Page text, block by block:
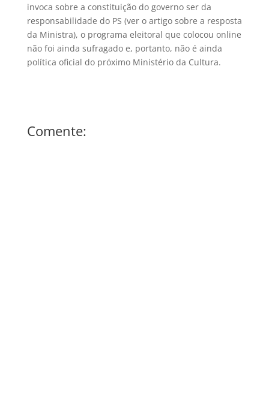
invoca sobre a constituição do governo ser da
responsabilidade do PS (ver o artigo sobre a resposta
da Ministra), o programa eleitoral que colocou online
não foi ainda sufragado e, portanto, não é ainda
política oficial do próximo Ministério da Cultura.
Comente: